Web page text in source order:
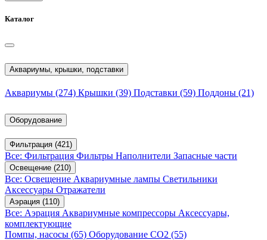
Каталог
Аквариумы, крышки, подставки
Аквариумы (274) Крышки (39) Подставки (59) Поддоны (21)
Оборудование
Фильтрация (421)
Все: Фильтрация Фильтры Наполнители Запасные части
Освещение (210)
Все: Освещение Аквариумные лампы Светильники
Аксессуары Отражатели
Аэрация (110)
Все: Аэрация Аквариумные компрессоры Аксессуары,
комплектующие
Помпы, насосы (65) Оборудование CO2 (55)